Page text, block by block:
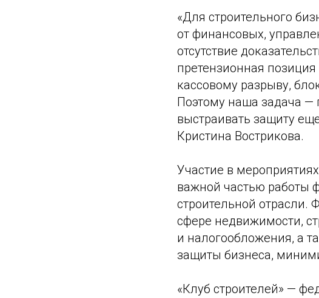
«Для строительного
от финансовых,
отсутствие
претензионная
кассовому разрыву,
Поэтому наша задача —
выстраивать защиту
Кристина Вострикова.
Участие в
важной частью работы
строительной отрасли.
сфере недвижимости,
и налогообложения, а
защиты бизнеса,
«Клуб строителей» —